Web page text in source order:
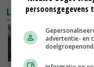
LAATSTE NIEUWS
zorgen
persoonsgegevens
advertentie- en